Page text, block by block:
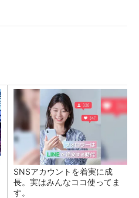
SNSアカウントを着実に成
長。実はみんなココ使ってま
す。